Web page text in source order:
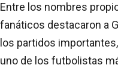
Entre los nombres
fanáticos destacaron a
los partidos
uno de los futbolistas